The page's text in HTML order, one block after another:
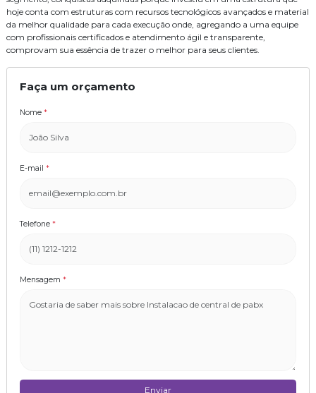
hoje conta com estruturas com recursos tecnológicos avançados e material
da melhor qualidade para cada execução onde, agregando a uma equipe
com profissionais certificados e atendimento ágil e transparente,
comprovam sua essência de trazer o melhor para seus clientes.
Faça um orçamento
Nome *
E-mail *
Telefone *
Mensagem *
Enviar